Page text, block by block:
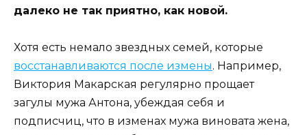
далеко не так приятно, как новой.
Хотя есть немало звездных семей, которые
восстанавливаются после измены. Например,
Виктория Макарская регулярно прощает
загулы мужа Антона, убеждая себя и
подписчиц, что в изменах мужа виновата жена,